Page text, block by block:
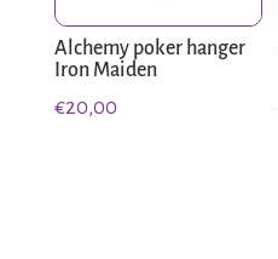
Alchemy poker hanger
Iron Maiden
€20,00